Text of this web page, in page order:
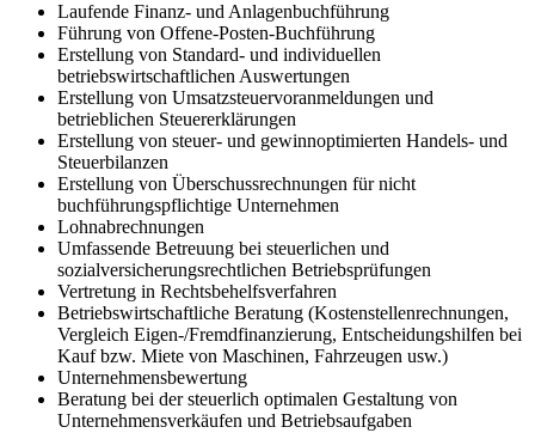
Laufende Finanz- und Anlagenbuchführung
Führung von Offene-Posten-Buchführung
Erstellung von Standard- und individuellen
betriebswirtschaftlichen Auswertungen
Erstellung von Umsatzsteuervoranmeldungen und
betrieblichen Steuererklärungen
Erstellung von steuer- und gewinnoptimierten Handels- und
Steuerbilanzen
Erstellung von Überschussrechnungen für nicht
buchführungspflichtige Unternehmen
Lohnabrechnungen
Umfassende Betreuung bei steuerlichen und
sozialversicherungsrechtlichen Betriebsprüfungen
Vertretung in Rechtsbehelfsverfahren
Betriebswirtschaftliche Beratung (Kostenstellenrechnungen,
Vergleich Eigen-/Fremdfinanzierung, Entscheidungshilfen bei
Kauf bzw. Miete von Maschinen, Fahrzeugen usw.)
Unternehmensbewertung
Beratung bei der steuerlich optimalen Gestaltung von
Unternehmensverkäufen und Betriebsaufgaben